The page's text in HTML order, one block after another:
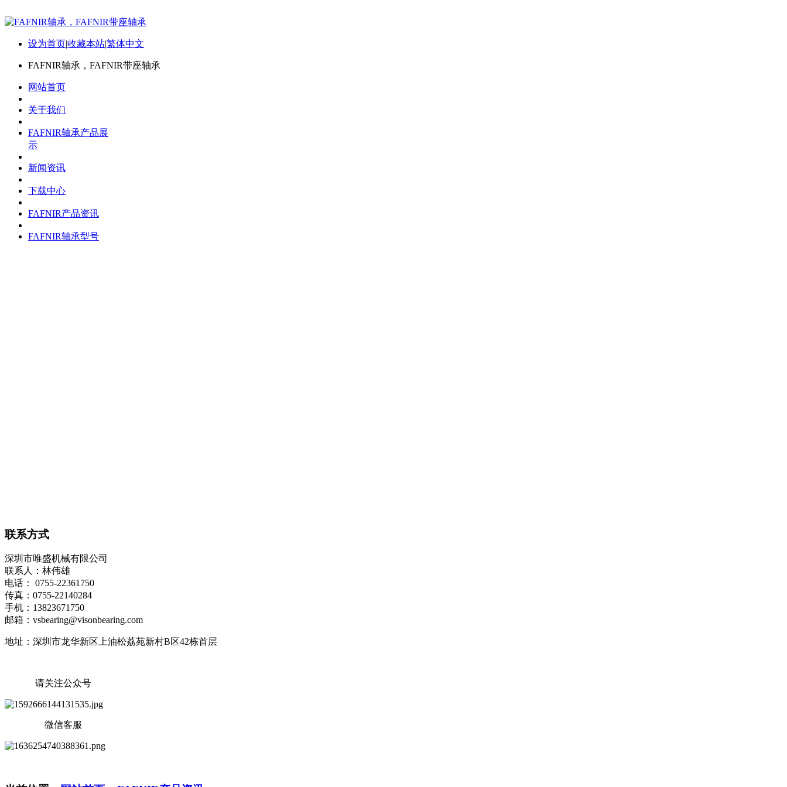
设为首页|收藏本站|繁体中文
FAFNIR轴承，FAFNIR带座轴承
网站首页
关于我们
FAFNIR轴承产品展
示
新闻资讯
下载中心
FAFNIR产品资讯
FAFNIR轴承型号
联系方式
深圳市唯盛机械有限公司
联系人：林伟雄
电话： 0755-22361750
传真：0755-22140284
手机：13823671750
邮箱：vsbearing@visonbearing.com
地址：深圳市龙华新区上油松荔苑新村B区42栋首层
请关注公众号
微信客服